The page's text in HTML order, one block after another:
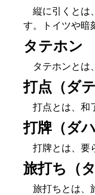
縦に引くとは
す。トイツや暗
タテホン
タテホンとは
打点（ダテ
打点とは、和
打牌（ダハ
打牌とは、要
旅打ち（
旅打ちとは、